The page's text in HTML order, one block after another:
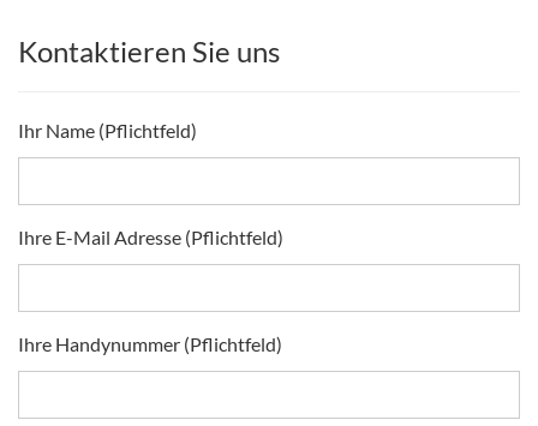
Kontaktieren Sie uns
Ihr Name (Pflichtfeld)
Ihre E-Mail Adresse (Pflichtfeld)
Ihre Handynummer (Pflichtfeld)